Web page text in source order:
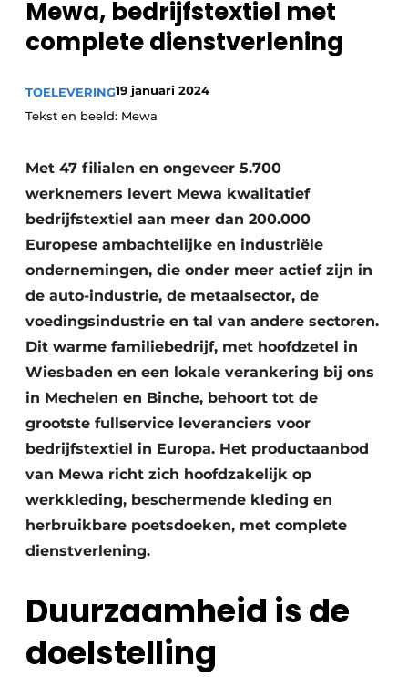
Vacature aanmelden
Vacatures
Mewa, bedrijfstextiel met
complete dienstverlening
TOELEVERING19 januari 2024
Tekst en beeld: Mewa
Met 47 filialen en ongeveer 5.700
werknemers levert Mewa kwalitatief
bedrijfstextiel aan meer dan 200.000
Europese ambachtelijke en industriële
ondernemingen, die onder meer actief zijn in
de auto-industrie, de metaalsector, de
voedingsindustrie en tal van andere sectoren.
Dit warme familiebedrijf, met hoofdzetel in
Wiesbaden en een lokale verankering bij ons
in Mechelen en Binche, behoort tot de
grootste fullservice leveranciers voor
bedrijfstextiel in Europa. Het productaanbod
van Mewa richt zich hoofdzakelijk op
werkkleding, beschermende kleding en
herbruikbare poetsdoeken, met complete
dienstverlening.
Duurzaamheid is de
doelstelling